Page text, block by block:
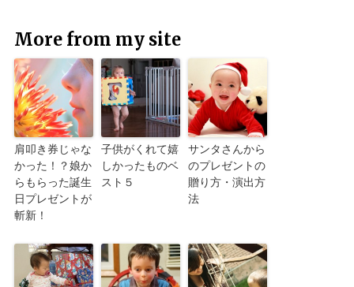
More from my site
肩叩き券じゃな
かった！？娘か
らもらった誕生
日プレゼントが
斬新！
子供がくれて嬉
しかったものベ
スト５
サンタさんから
のプレゼントの
贈り方・演出方
法